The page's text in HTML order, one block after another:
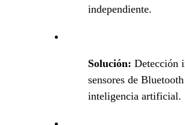
independiente.
Solución: Detección
sensores de
inteligencia artificial.